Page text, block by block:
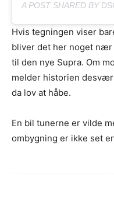
A POST SHARED BY
Hvis tegningen viser
bliver det her noget
til den nye Supra. Om
melder historien
da lov at håbe.
En bil tunerne er vilde
ombygning er ikke set